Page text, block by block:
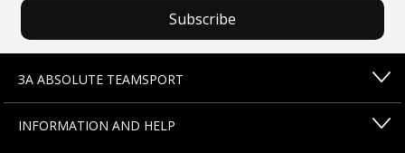
Subscribe
ЗА ABSOLUTE TEAMSPORT
INFORMATION AND HELP